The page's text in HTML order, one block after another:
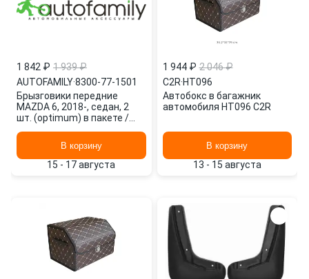
1 842 ₽ 1 939 ₽
AUTOFAMILY·8300-77-1501
Брызговики передние
MAZDA 6, 2018-, седан, 2
шт. (optimum) в пакете /
AUTOFAMILYВ корзину
15 - 17 августа
1 944 ₽ 2 046 ₽
C2R·HT096
Автобокс в багажник
автомобиля HT096 C2R
В корзину
13 - 15 августа